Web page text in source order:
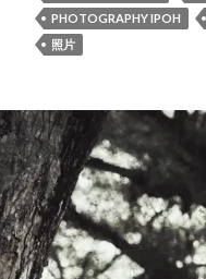
PHOTOGRAPHY IPOH
照片